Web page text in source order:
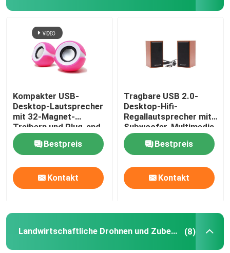
Werksbesichtigung
Kontakt mit uns
Neuigkeiten
Rechtssachen
Bitte um ein Angebot
Verdrahtete Computer-Tastatur und Maus
Kompakter USB-
Desktop-Lautsprecher
mit 32-Magnet-
Treibern und Plug-and-
Play USB 5V
Stromversorgung in
Blau und Pink
Bestpreis
Kontakt
Tragbare USB 2.0-
Desktop-Hifi-
Regallautsprecher mit
Subwoofer-Multimedia
Bestpreis
Kontakt
Landwirtschaftliche Drohnen und Zubehör (8)